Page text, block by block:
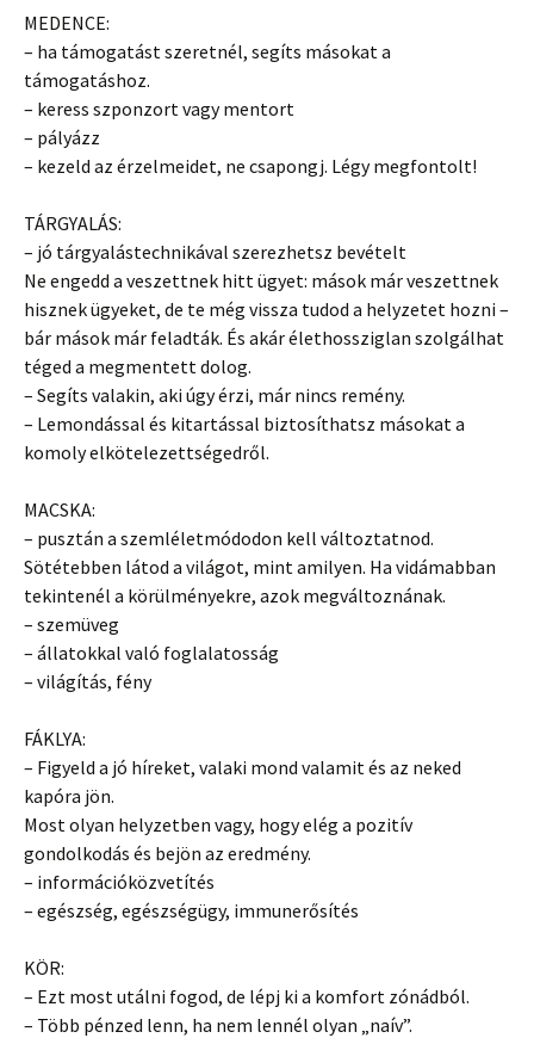
MEDENCE:
– ha támogatást szeretnél, segíts másokat a
támogatáshoz.
– keress szponzort vagy mentort
– pályázz
– kezeld az érzelmeidet, ne csapongj. Légy megfontolt!
TÁRGYALÁS:
– jó tárgyalástechnikával szerezhetsz bevételt
Ne engedd a veszettnek hitt ügyet: mások már veszettnek
hisznek ügyeket, de te még vissza tudod a helyzetet hozni –
bár mások már feladták. És akár élethossziglan szolgálhat
téged a megmentett dolog.
– Segíts valakin, aki úgy érzi, már nincs remény.
– Lemondással és kitartással biztosíthatsz másokat a
komoly elkötelezettségedről.
MACSKA:
– pusztán a szemléletmódodon kell változtatnod.
Sötétebben látod a világot, mint amilyen. Ha vidámabban
tekintenél a körülményekre, azok megváltoznának.
– szemüveg
– állatokkal való foglalatosság
– világítás, fény
FÁKLYA:
– Figyeld a jó híreket, valaki mond valamit és az neked
kapóra jön.
Most olyan helyzetben vagy, hogy elég a pozitív
gondolkodás és bejön az eredmény.
– információközvetítés
– egészség, egészségügy, immunerősítés
KÖR:
– Ezt most utálni fogod, de lépj ki a komfort zónádból.
– Több pénzed lenn, ha nem lennél olyan „naív”.